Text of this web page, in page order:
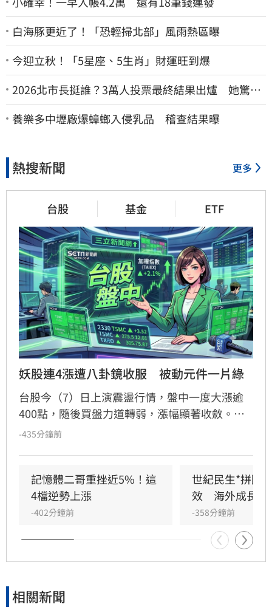
白海豚更近了！「恐輕掃北部」風雨熱區曝
今迎立秋！「5星座、5生肖」財運旺到爆
2026北市長挺誰？3萬人投票最終結果出爐 她驚
喊：蔣萬安真該緊張了
養樂多中壢廠爆蟑螂入侵乳品 稽查結果曝
熱搜新聞 更多
台股 基金 ETF
妖股連4漲遭八卦鏡收服　被動元件一片綠
台股今（7）日上演震盪行情，盤中一度大漲逾
400點，隨後買盤力道轉弱，漲幅顯著收斂。其
中，被動元件族群表現疲軟，近期連漲的禾伸堂
油油景象。儘管多數個股陷入修正，台嘉碩與馥
鴻仍逆勢抗跌，成為盤面少數撐盤亮點。投資人
應注意市場波動風險，審慎評估投資決策。
-435分鐘前
記憶體二哥重挫近5%！這
4檔逆勢上漲
-402分鐘前
世紀民生*拼圖
效　海外成長升
-358分鐘前
相關新聞